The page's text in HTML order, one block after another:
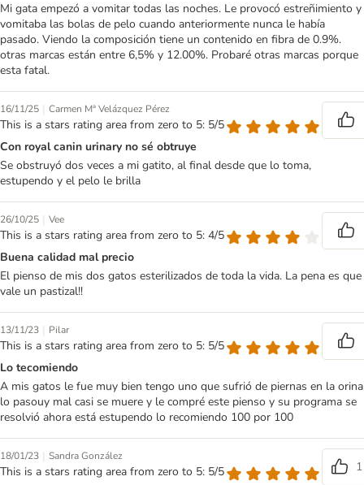
Mi gata empezó a vomitar todas las noches. Le provocó estreñimiento y
vomitaba las bolas de pelo cuando anteriormente nunca le había
pasado. Viendo la composición tiene un contenido en fibra de 0.9%.
otras marcas están entre 6,5% y 12.00%. Probaré otras marcas porque
esta fatal.
16/11/25 | Carmen Mª Velázquez Pérez
This is a stars rating area from zero to 5: 5/5
Con royal canin urinary no sé obtruye
Se obstruyó dos veces a mi gatito, al final desde que lo toma,
estupendo y el pelo le brilla
26/10/25 | Vee
This is a stars rating area from zero to 5: 4/5
Buena calidad mal precio
El pienso de mis dos gatos esterilizados de toda la vida. La pena es que
vale un pastizal!!
13/11/23 | Pilar
This is a stars rating area from zero to 5: 5/5
Lo tecomiendo
A mis gatos le fue muy bien tengo uno que sufrió de piernas en la orina
lo pasouy mal casi se muere y le compré este pienso y su programa se
resolvió ahora está estupendo lo recomiendo 100 por 100
18/01/23 | Sandra González
This is a stars rating area from zero to 5: 5/5
1